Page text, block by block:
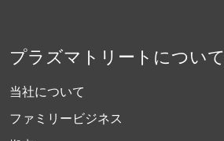
プラズマトリートについて
当社について
ファミリービジネス